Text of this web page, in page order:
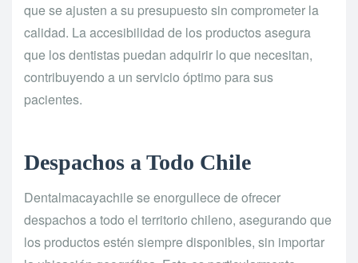
que se ajusten a su presupuesto sin comprometer la
calidad. La accesibilidad de los productos asegura
que los dentistas puedan adquirir lo que necesitan,
contribuyendo a un servicio óptimo para sus
pacientes.
Despachos a Todo Chile
Dentalmacayachile se enorgullece de ofrecer
despachos a todo el territorio chileno, asegurando que
los productos estén siempre disponibles, sin importar